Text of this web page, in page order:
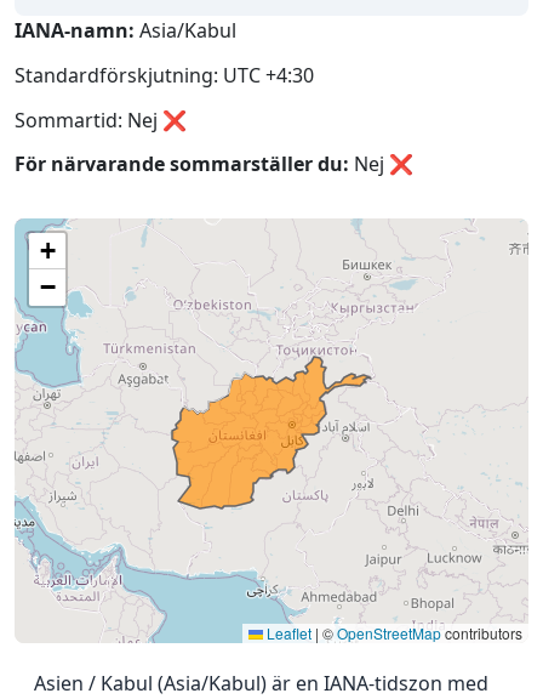
IANA-namn: Asia/Kabul
Standardförskjutning: UTC +4:30
Sommartid: Nej ❌
För närvarande sommarställer du: Nej ❌
+
−
Leaflet | ©OpenStreetMapcontributors
Asien / Kabul (Asia/Kabul) är en IANA-tidszon med